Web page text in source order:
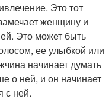
Это тот
женщину и
Это может быть
ее улыбкой или
начинает думать
о ней, и он начинает
с ней.